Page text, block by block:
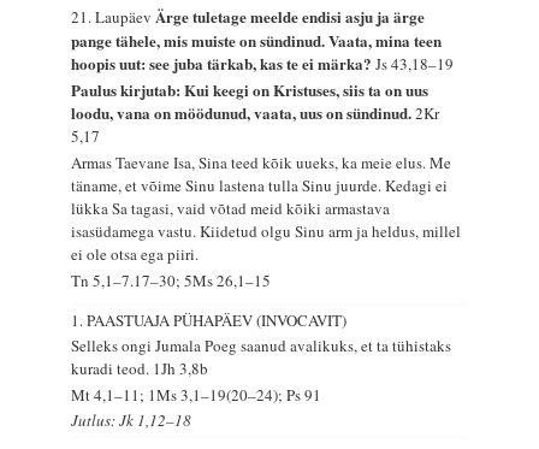
21. LaupäevÄrge tuletage meelde endisi asju ja ärge
pange tähele, mis muiste on sündinud. Vaata, mina teen
hoopis uut: see juba tärkab, kas te ei märka?Js 43,18–19
Paulus kirjutab: Kui keegi on Kristuses, siis ta on uus
loodu, vana on möödunud, vaata, uus on sündinud.2Kr
5,17
Armas Taevane Isa, Sina teed kõik uueks, ka meie elus. Me
täname, et võime Sinu lastena tulla Sinu juurde. Kedagi ei
lükka Sa tagasi, vaid võtad meid kõiki armastava
isasüdamega vastu. Kiidetud olgu Sinu arm ja heldus, millel
ei ole otsa ega piiri.
Tn 5,1–7.17–30; 5Ms 26,1–15
1. PAASTUAJA PÜHAPÄEV (INVOCAVIT)
Selleks ongi Jumala Poeg saanud avalikuks, et ta tühistaks
kuradi teod. 1Jh 3,8b
Mt 4,1–11; 1Ms 3,1–19(20–24); Ps 91
Jutlus: Jk 1,12–18